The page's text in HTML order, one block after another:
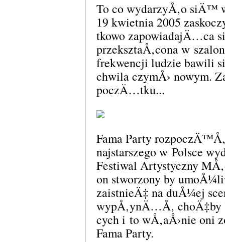
To co wydarzyÅ‚o siÄ™
19 kwietnia 2005
tkowo zapowiadajÄ…ca
przeksztaÅ‚cona w
frekwencji ludzie bawili
chwila czymÅ› nowym.
poczÄ…tku...
Fama Party
najstarszego w Polsce
Festiwal Artystyczny
on stworzony by
zaistnieÄ‡ na duÅ¼ej
wypÅ‚ynÄ…Å‚
cych i to wÅ‚aÅ›nie oni
Fama Party.